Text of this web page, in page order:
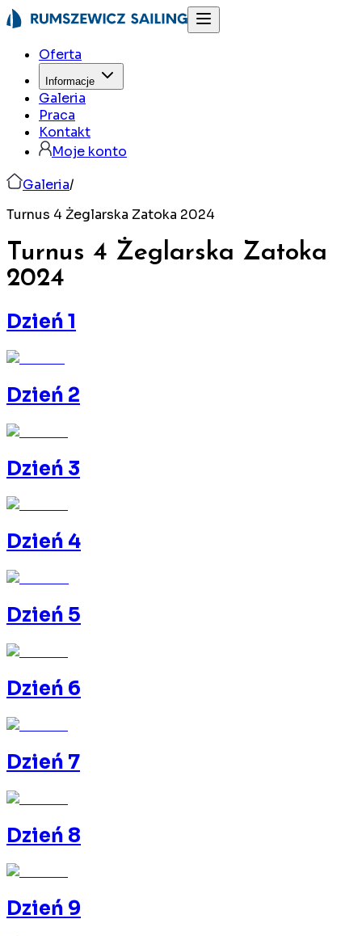
Oferta
Informacje
Galeria
Praca
Kontakt
Moje konto
Galeria/
Turnus 4 Żeglarska Zatoka 2024
Turnus 4 Żeglarska Zatoka
2024
Dzień 1
Dzień 2
Dzień 3
Dzień 4
Dzień 5
Dzień 6
Dzień 7
Dzień 8
Dzień 9